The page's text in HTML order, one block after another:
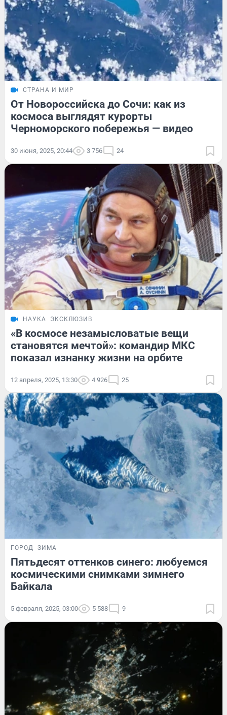
СТРАНА И МИР
От Новороссийска до Сочи: как из
космоса выглядят курорты
Черноморского побережья — видео
30 июня, 2025, 20:44 3 756 24
НАУКА ЭКСКЛЮЗИВ
«В космосе незамысловатые вещи
становятся мечтой»: командир МКС
показал изнанку жизни на орбите
12 апреля, 2025, 13:30 4 926 25
ГОРОД ЗИМА
Пятьдесят оттенков синего: любуемся
космическими снимками зимнего
Байкала
5 февраля, 2025, 03:00 5 588 9